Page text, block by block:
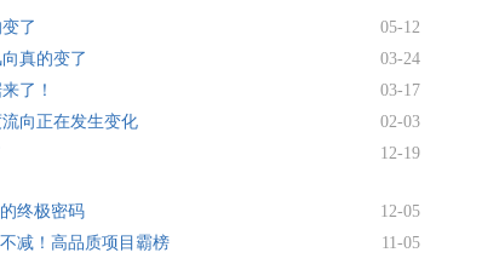
了
05-12
真的变了
03-24
了！
03-17
向正在发生变化
02-03
12-19
终极密码
12-05
减！高品质项目霸榜
11-05